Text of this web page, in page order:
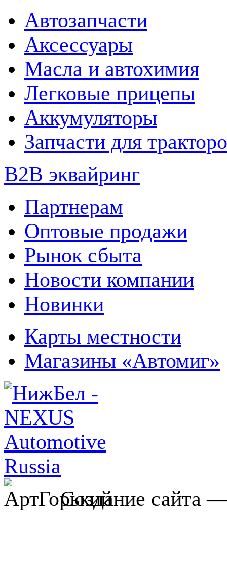
Автозапчасти
Аксессуары
Масла и автохимия
Легковые прицепы
Аккумуляторы
Запчасти для
B2B эквайринг
Партнерам
Оптовые продажи
Рынок сбыта
Новости компании
Новинки
Карты местности
Магазины «Автомиг»
Создание сайта